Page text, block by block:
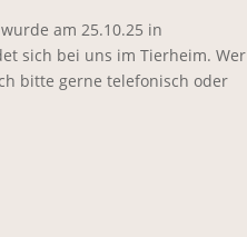
am 25.10.25 in
sich bei uns im Tierheim. Wer
bitte gerne telefonisch oder